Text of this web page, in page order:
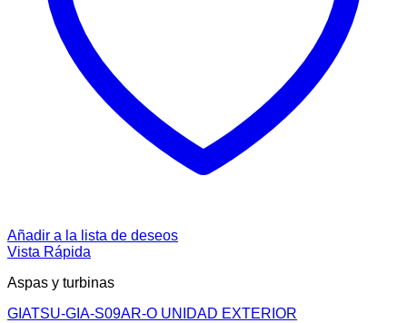
Añadir a la lista de deseos
Vista Rápida
Aspas y turbinas
GIATSU-GIA-S09AR-O UNIDAD EXTERIOR